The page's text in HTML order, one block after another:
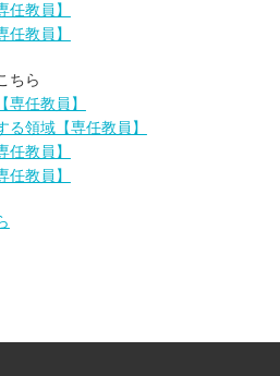
教員】
教員】
ちら
専任教員】
る領域【専任教員】
任教員】
任教員】